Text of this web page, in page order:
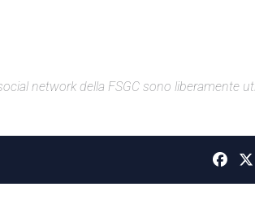
network della FSGC sono liberamente